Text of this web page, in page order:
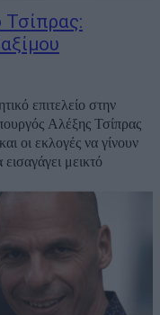
Τσίπρας:
επιτελείο στην
Αλέξης Τσίπρας
οι εκλογές να γίνουν
μεικτό